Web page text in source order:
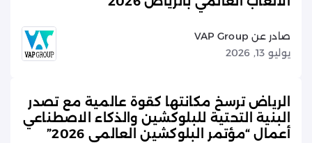
صادر عن VAP Group
يوليو 13, 2026
الرياض ترسخ مكانتها كقوة عالمية مع تصدر
البنية التحتية للبلوكشين والذكاء الاصطناعي
أعمال “مؤتمر البلوكشين العالمي 2026”